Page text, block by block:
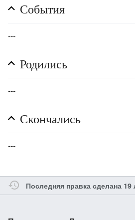
События
---
Родились
---
Скончались
---
Последняя правка сделана 19